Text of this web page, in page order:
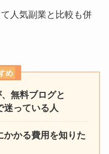
人気副業と比較も併
め
無料ブログと
っている人
かる費用を知りた